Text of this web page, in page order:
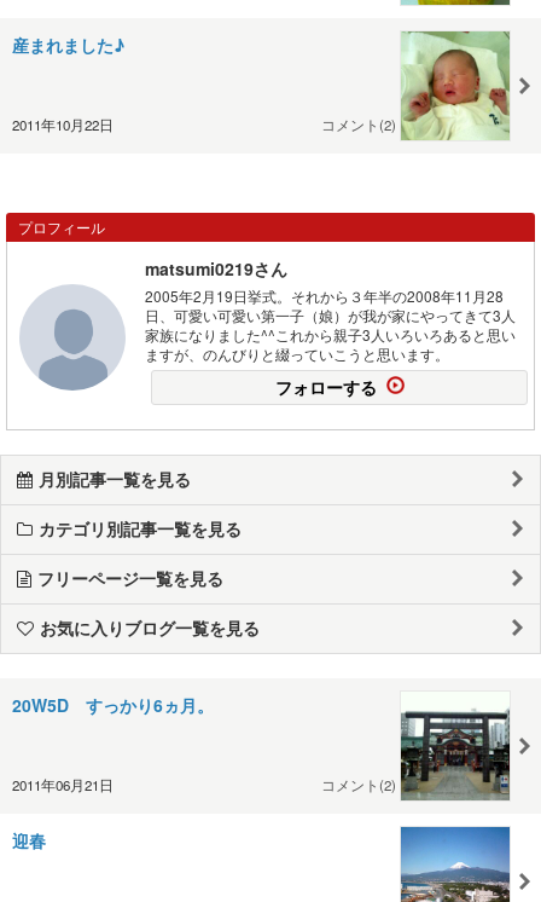
産まれました♪
2011年10月22日 コメント(2)
プロフィール
matsumi0219さん
2005年2月19日挙式。それから３年半の2008年11月28
日、可愛い可愛い第一子（娘）が我が家にやってきて3人
家族になりました^^これから親子3人いろいろあると思い
ますが、のんびりと綴っていこうと思います。
フォローする
月別記事一覧を見る
カテゴリ別記事一覧を見る
フリーページ一覧を見る
お気に入りブログ一覧を見る
20W5D すっかり6ヵ月。
2011年06月21日 コメント(2)
迎春